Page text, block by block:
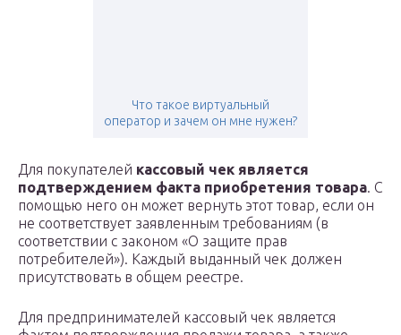
Что такое виртуальный
оператор и зачем он мне нужен?
Для покупателей кассовый чек является
подтверждением факта приобретения товара. С
помощью него он может вернуть этот товар, если он
не соответствует заявленным требованиям (в
соответствии с законом «О защите прав
потребителей»). Каждый выданный чек должен
присутствовать в общем реестре.
Для предпринимателей кассовый чек является